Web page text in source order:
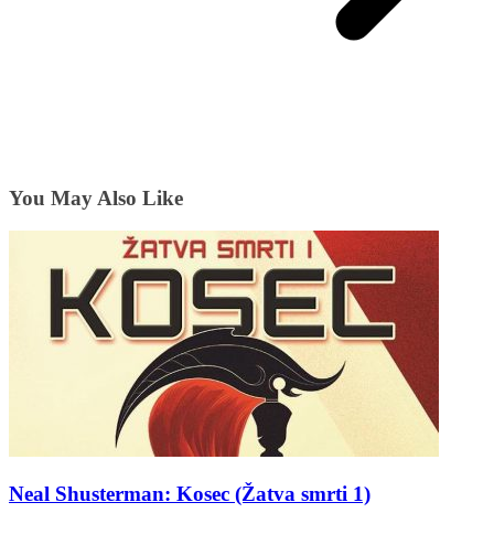
You May Also Like
Neal Shusterman: Kosec (Žatva smrti 1)